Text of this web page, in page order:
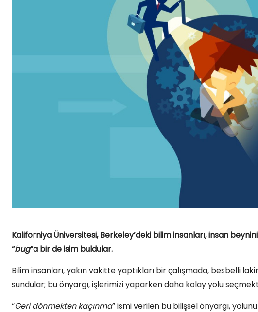
Kaliforniya Üniversitesi, Berkeley’deki bilim insanları, insan
“bug“a bir de isim buldular.
Bilim insanları, yakın vakitte yaptıkları bir çalışmada, besbelli
sundular; bu önyargı, işlerimizi yaparken daha kolay yolu
“Geri dönmekten kaçınma” ismi verilen bu bilişsel önyargı,